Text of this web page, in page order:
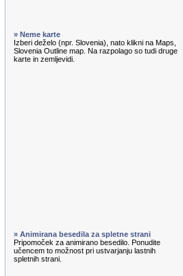
» Neme karte
Izberi deželo (npr. Slovenia), nato klikni na Maps,
Slovenia Outline map. Na razpolago so tudi druge
karte in zemljevidi.
» Animirana besedila za spletne strani
Pripomoček za animirano besedilo. Ponudite
učencem to možnost pri ustvarjanju lastnih
spletnih strani.